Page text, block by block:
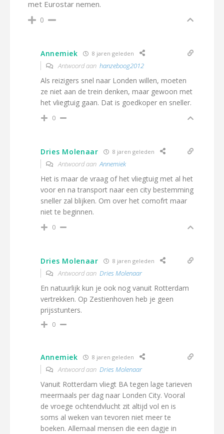
met Eurostar nemen.
0
Annemiek 8 jaren geleden
Antwoord aan hanzeboog2012
Als reizigers snel naar Londen willen, moeten
ze niet aan de trein denken, maar gewoon met
het vliegtuig gaan. Dat is goedkoper en sneller.
0
Dries Molenaar 8 jaren geleden
Antwoord aanAnnemiek
Het is maar de vraag of het vliegtuig met al het
voor en na transport naar een city bestemming
sneller zal blijken. Om over het comofrt maar
niet te beginnen.
0
Dries Molenaar 8 jaren geleden
Antwoord aan Dries Molenaar
En natuurlijk kun je ook nog vanuit Rotterdam
vertrekken. Op Zestienhoven heb je geen
prijsstunters.
0
Annemiek 8 jaren geleden
Antwoord aan Dries Molenaar
Vanuit Rotterdam vliegt BA tegen lage tarieven
meermaals per dag naar Londen City. Vooral
de vroege ochtendvlucht zit altijd vol en is
soms al weken van tevoren niet meer te
boeken. Allemaal mensen die een dagje in